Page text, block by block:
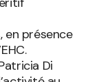
présence
Di